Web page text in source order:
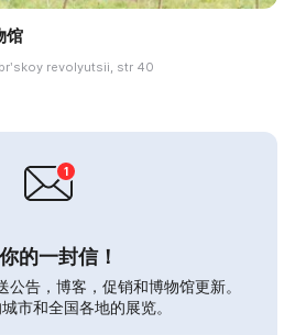
馆
revolyutsii, str 40
的一封信！
告，博客，促销和博物馆更新。
市和全国各地的展览。